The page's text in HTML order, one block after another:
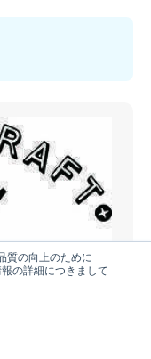
質の向上のために
の詳細につきまして